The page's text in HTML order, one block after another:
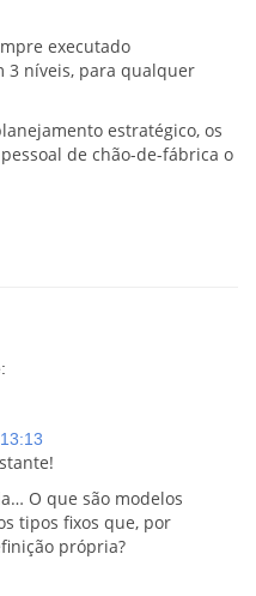
executado
3 níveis, para qualquer
estratégico, os
de chão-de-fábrica o
O que são modelos
tipos fixos que, por
própria?